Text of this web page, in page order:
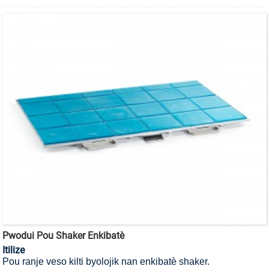
Pwodui Pou Shaker Enkibatè
Itilize
Pou ranje veso kilti byolojik nan enkibatè shaker.